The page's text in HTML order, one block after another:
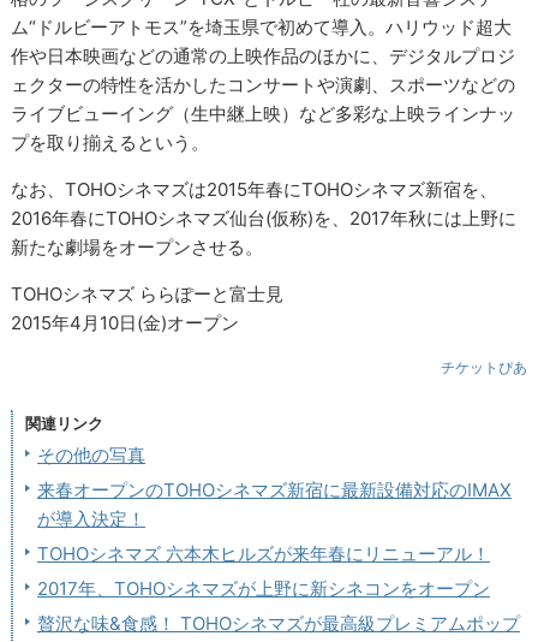
ム“ドルビーアトモス”を埼玉県で初めて導入。ハリウッド超大
作や日本映画などの通常の上映作品のほかに、デジタルプロジ
ェクターの特性を活かしたコンサートや演劇、スポーツなどの
ライブビューイング（生中継上映）など多彩な上映ラインナッ
プを取り揃えるという。
なお、TOHOシネマズは2015年春にTOHOシネマズ新宿を、
2016年春にTOHOシネマズ仙台(仮称)を、2017年秋には上野に
新たな劇場をオープンさせる。
TOHOシネマズ ららぽーと富士見
2015年4月10日(金)オープン
チケットぴあ
関連リンク
その他の写真
来春オープンのTOHOシネマズ新宿に最新設備対応のIMAX
が導入決定！
TOHOシネマズ 六本木ヒルズが来年春にリニューアル！
2017年、TOHOシネマズが上野に新シネコンをオープン
贅沢な味&食感！ TOHOシネマズが最高級プレミアムポップ